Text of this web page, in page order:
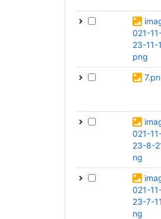
021-
23-11-
png
021-
23-8-
ng
021-
23-7-
ng